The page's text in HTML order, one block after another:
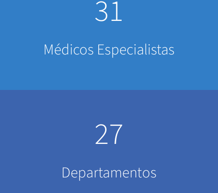
31
Médicos Especialistas
27
Departamentos